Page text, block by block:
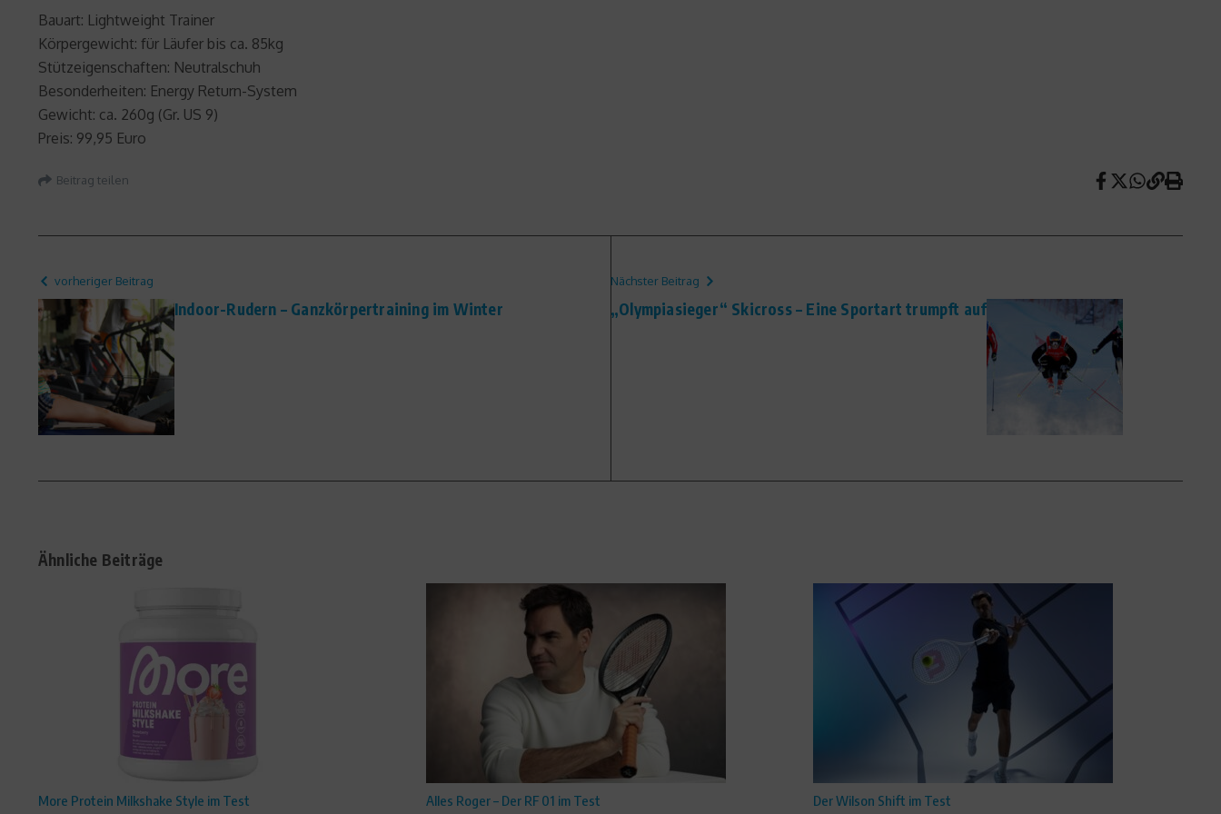
Bauart: Lightweight Trainer
Körpergewicht: für Läufer bis ca. 85kg
Stützeigenschaften: Neutralschuh
Besonderheiten: Energy Return-System
Gewicht: ca. 260g (Gr. US 9)
Preis: 99,95 Euro
Beitrag teilen
vorheriger Beitrag
Indoor-Rudern – Ganzkörpertraining im Winter
Nächster Beitrag
„Olympiasieger“ Skicross – Eine Sportart trumpft auf
Ähnliche Beiträge
More Protein Milkshake Style im Test Alles Roger – Der RF 01 im Test Der Wilson Shift im Test